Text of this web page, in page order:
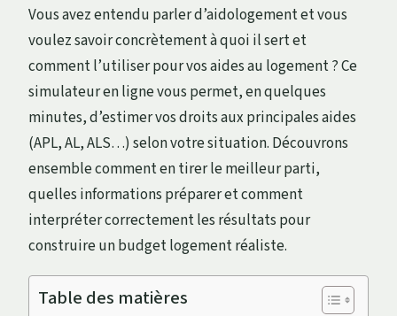
Vous avez entendu parler d’aidologement et vous
voulez savoir concrètement à quoi il sert et
comment l’utiliser pour vos aides au logement ? Ce
simulateur en ligne vous permet, en quelques
minutes, d’estimer vos droits aux principales aides
(APL, AL, ALS…) selon votre situation. Découvrons
ensemble comment en tirer le meilleur parti,
quelles informations préparer et comment
interpréter correctement les résultats pour
construire un budget logement réaliste.
Table des matières